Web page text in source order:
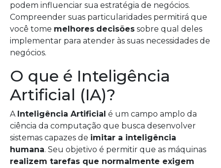
podem influenciar sua estratégia de negócios.
Compreender suas particularidades permitirá que
você tome melhores decisões sobre qual deles
implementar para atender às suas necessidades de
negócios.
O que é Inteligência
Artificial (IA)?
A Inteligência Artificial é um campo amplo da
ciência da computação que busca desenvolver
sistemas capazes de imitar a inteligência
humana. Seu objetivo é permitir que as máquinas
realizem tarefas que normalmente exigem